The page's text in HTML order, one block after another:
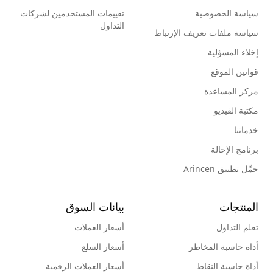
سياسة الخصوصية
سياسة ملفات تعريف الإرتباط
إخلاء المسؤلية
قوانين الموقع
مركز المساعدة
مكتبة الفيديو
خدماتنا
برنامج الإحالة
حمِّل تطبيق Arincen
تقييمات المستخدمين لشركات
التداول
المنتجات
تعلم التداول
أداة حاسبة المخاطر
أداة حاسبة النقاط
بيانات السوق
أسعار العملات
أسعار السلع
أسعار العملات الرقمية